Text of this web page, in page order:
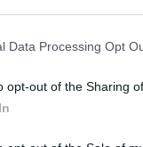
Data Processing Opt
opt-out of the Sharing
Tweet von
Spoilerwarnung!).
der Gruppe und zeigt
Ezra und dem Haus